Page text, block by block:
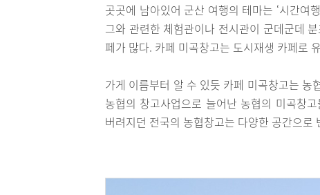
곳곳에 남아있어 군산 여행의 테마는 ‘시간여
그와 관련한 체험관이나 전시관이 군데군데
페가 많다. 카페 미곡창고는 도시재생 카페로
가게 이름부터 알 수 있듯 카페 미곡창고는
농협의 창고사업으로 늘어난 농협의 미곡창
버려지던 전국의 농협창고는 다양한 공간으